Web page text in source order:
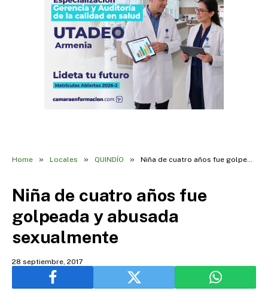
Home » Locales » QUINDÍO » Niña de cuatro años fue golpeada y abusada sexualmente
Niña de cuatro años fue
golpeada y abusada
sexualmente
28 septiembre, 2017